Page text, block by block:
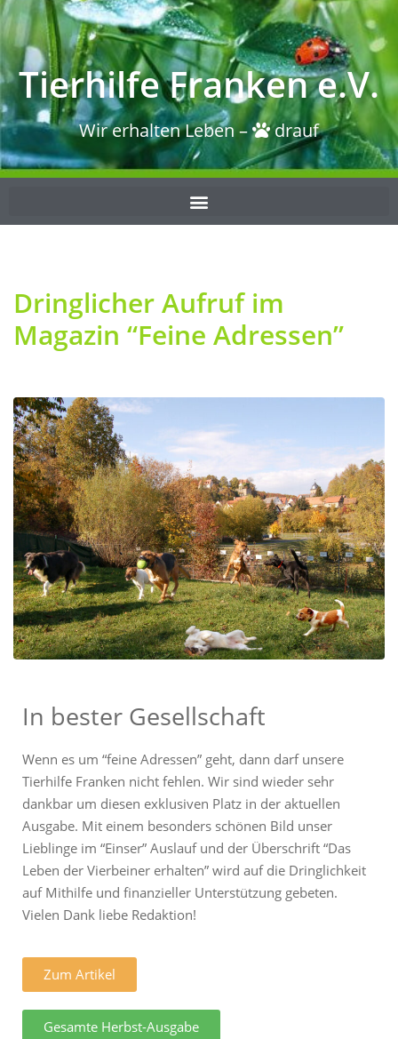
Tierhilfe Franken e.V.
Wir erhalten Leben – drauf
Dringlicher Aufruf im
Magazin “Feine Adressen”
In bester Gesellschaft
Wenn es um “feine Adressen” geht, dann darf unsere
Tierhilfe Franken nicht fehlen. Wir sind wieder sehr
dankbar um diesen exklusiven Platz in der aktuellen
Ausgabe. Mit einem besonders schönen Bild unser
Lieblinge im “Einser” Auslauf und der Überschrift “Das
Leben der Vierbeiner erhalten” wird auf die Dringlichkeit
auf Mithilfe und finanzieller Unterstützung gebeten.
Vielen Dank liebe Redaktion!
Zum Artikel
Gesamte Herbst-Ausgabe